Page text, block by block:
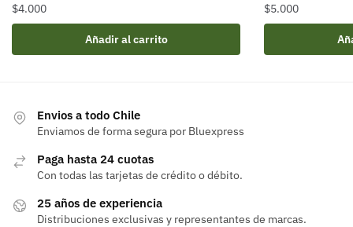
$4.000
Añadir al carrito
$5.000
Envios a todo Chile
Enviamos de forma segura por Bluexpress
Paga hasta 24 cuotas
Con todas las tarjetas de crédito o débito.
25 años de experiencia
Distribuciones exclusivas y representantes de marcas.